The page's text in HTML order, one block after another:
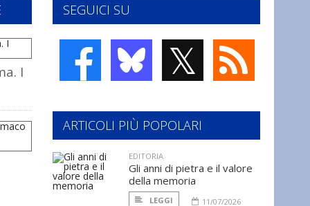
SEGUICI SU
𝕏
I
ARTICOLI PIÙ POPOLARI
EDITORIA
Gli anni di pietra e il valore
della memoria
LEGGI 11/07/2026